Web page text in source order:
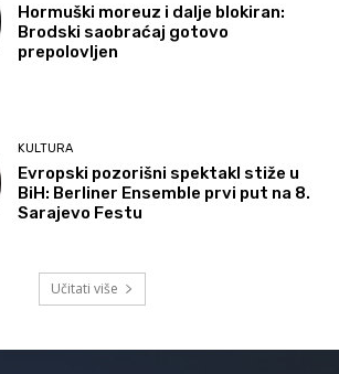
Hormuški moreuz i dalje blokiran:
Brodski saobraćaj gotovo
prepolovljen
KULTURA
Evropski pozorišni spektakl stiže u
BiH: Berliner Ensemble prvi put na 8.
Sarajevo Festu
Učitati više